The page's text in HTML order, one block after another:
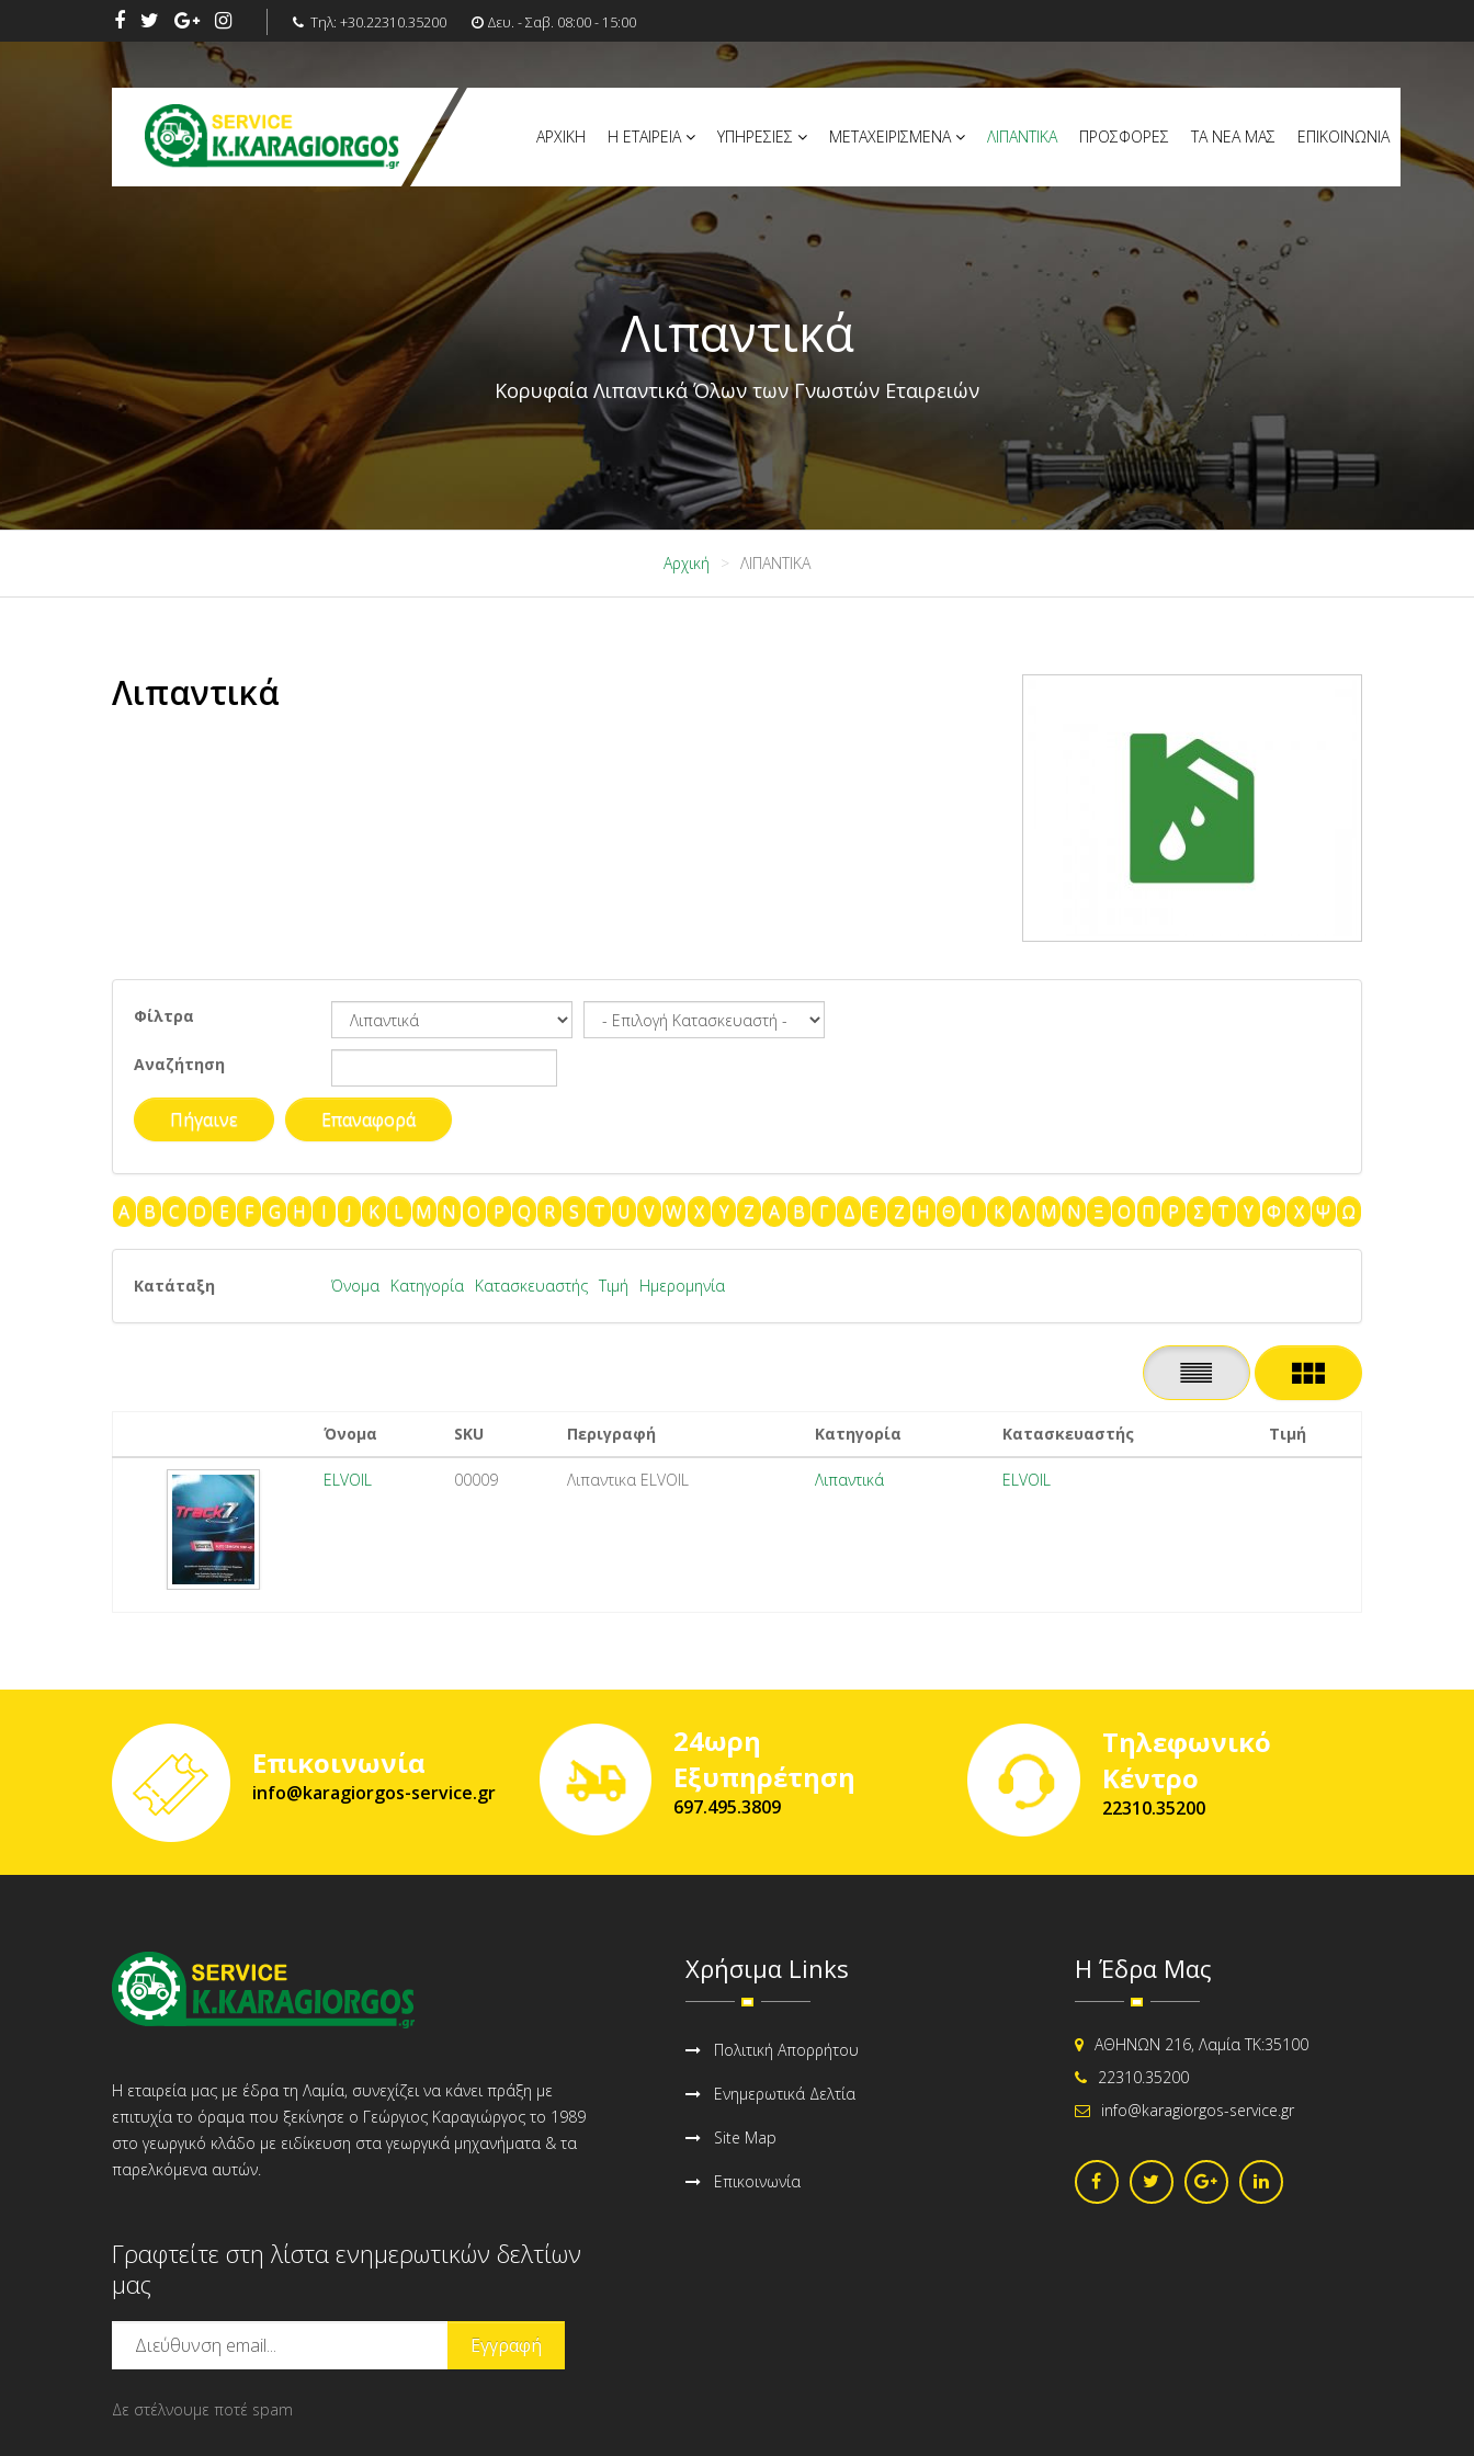
Τηλ: +30.22310.35200 Δευ. - Σαβ. 08:00 - 15:00
ΑΡΧΙΚΗ Η ΕΤΑΙΡΕΙΑ ΥΠΗΡΕΣΙΕΣ ΜΕΤΑΧΕΙΡΙΣΜΕΝΑ ΛΙΠΑΝΤΙΚΑ ΠΡΟΣΦΟΡΕΣ ΤΑ ΝΕΑ ΜΑΣ ΕΠΙΚΟΙΝΩΝΙΑ
Λιπαντικά
Κορυφαία Λιπαντικά Όλων των Γνωστών Εταιρειών
Αρχική ΛΙΠΑΝΤΙΚΑ
Λιπαντικά
Φίλτρα
Αναζήτηση
A B C D E F G H I J K L M N O P Q R S T U V W X Y Z Α Β Γ Δ Ε Ζ Η Θ Ι Κ Λ Μ Ν Ξ Ο Π Ρ Σ Τ Υ Φ Χ Ψ Ω
Κατάταξη Όνομα Κατηγορία Κατασκευαστής Τιμή Ημερομηνία
Όνομα SKU Περιγραφή Κατηγορία Κατασκευαστής Τιμή
ELVOIL 00009 Λιπαντικα ELVOIL Λιπαντικά ELVOIL
Επικοινωνία
info@karagiorgos-service.gr
24ωρη
Εξυπηρέτηση
697.495.3809
Τηλεφωνικό
Κέντρο
22310.35200
Η εταιρεία μας με έδρα τη Λαμία, συνεχίζει να κάνει πράξη με
επιτυχία το όραμα που ξεκίνησε ο Γεώργιος Καραγιώργος το 1989
στο γεωργικό κλάδο με ειδίκευση στα γεωργικά μηχανήματα & τα
παρελκόμενα αυτών.
Γραφτείτε στη λίστα ενημερωτικών δελτίων
μας
Δε στέλνουμε ποτέ spam
Χρήσιμα Links
Πολιτική Απορρήτου
Ενημερωτικά Δελτία
Site Map
Επικοινωνία
Η Έδρα Μας
ΑΘΗΝΩΝ 216, Λαμία ΤΚ:35100
22310.35200
info@karagiorgos-service.gr